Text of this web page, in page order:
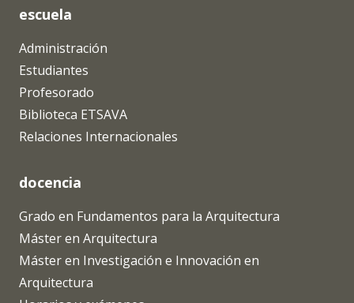
escuela
Administración
Estudiantes
Profesorado
Biblioteca ETSAVA
Relaciones Internacionales
docencia
Grado en Fundamentos para la Arquitectura
Máster en Arquitectura
Máster en Investigación e Innovación en
Arquitectura